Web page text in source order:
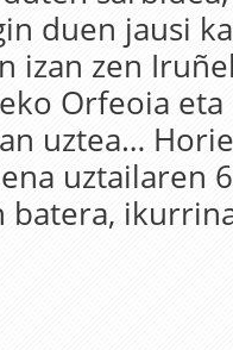
duen jausi
izan zen
Orfeoia eta
uztea…
uztailaren
batera,